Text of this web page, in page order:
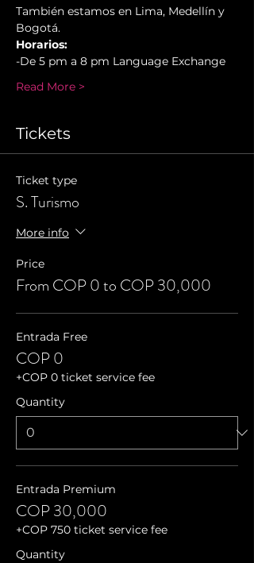
También estamos en Lima, Medellín y
Bogotá.
Horarios:
-De 5 pm a 8 pm Language Exchange
Read More >
Tickets
Ticket type
S. Turismo
More info
Price
From COP 0 to COP 30,000
Entrada Free
COP 0
+COP 0 ticket service fee
Quantity
Entrada Premium
COP 30,000
+COP 750 ticket service fee
Quantity